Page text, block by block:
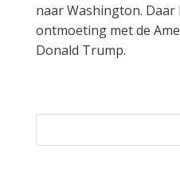
naar Washington.
ontmoeting met de
Donald Trump.